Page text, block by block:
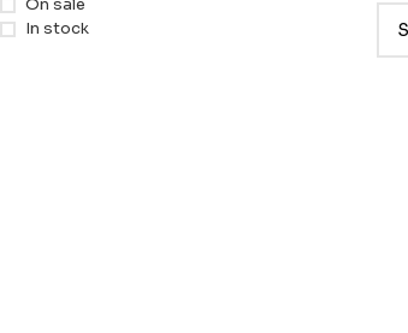
On sale
In stock